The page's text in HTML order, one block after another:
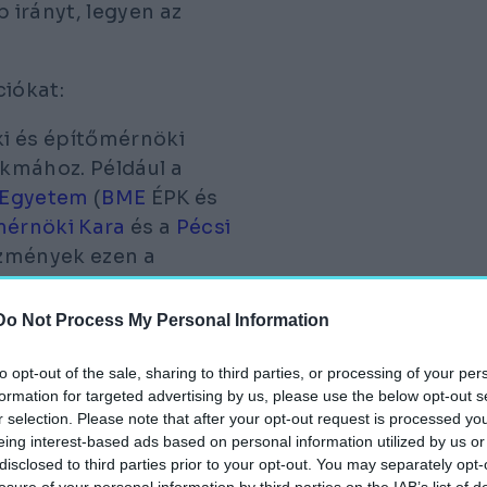
Not Process My Personal Information
opt-out of the sale, sharing to third parties, or processing of your
for targeted advertising by us, please use the below opt-out
selection. Please note that after your opt-out request is processed
interest-based ads based on personal information utilized by us
to third parties prior to your opt-out. You may separately
irányt, legyen az
és építőmérnöki
Például a
(BME ÉPK és
Kara és a Pécsi
ezen a
építőmérnöki
tudás elmélyítésére.
fenntartható
kínál.
például az
ismereteket